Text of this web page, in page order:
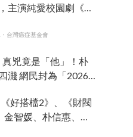
主演純愛校園劇《請
台灣癌症基金會
真兇竟是「他」！朴
濺 網民封為「2026
好搭檔2》、《財閥
智媛、朴信惠、金